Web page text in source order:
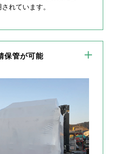
れています。
保管が可能